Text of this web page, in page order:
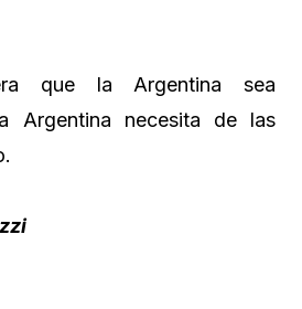
que la Argentina sea
Argentina necesita de las